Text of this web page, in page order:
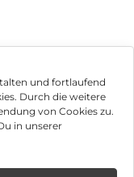
und fortlaufend
Durch die weitere
von Cookies zu.
in unserer